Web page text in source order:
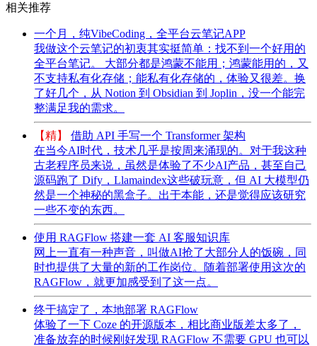
相关推荐
一个月，纯VibeCoding，全平台云笔记APP
我做这个云笔记的初衷其实挺简单：找不到一个好用的
全平台笔记。 大部分都是鸿蒙不能用；鸿蒙能用的，又
不支持私有化存储；能私有化存储的，体验又很差。换
了好几个，从 Notion 到 Obsidian 到 Joplin，没一个能完
整满足我的需求。
【精】
借助 API 手写一个 Transformer 架构
在当今AI时代，技术几乎是按周来涌现的。对于我这种
古老程序员来说，虽然是体验了不少AI产品，甚至自己
源码跑了 Dify，Llamaindex这些破玩意，但 AI 大模型仍
然是一个神秘的黑盒子。出于本能，还是觉得应该研究
一些不变的东西。
使用 RAGFlow 搭建一套 AI 客服知识库
网上一直有一种声音，叫做AI抢了大部分人的饭碗，同
时也提供了大量的新的工作岗位。随着部署使用这次的
RAGFlow，就更加感受到了这一点。
终于搞定了，本地部署 RAGFlow
体验了一下 Coze 的开源版本，相比商业版差太多了，
准备放弃的时候刚好发现 RAGFlow 不需要 GPU 也可以